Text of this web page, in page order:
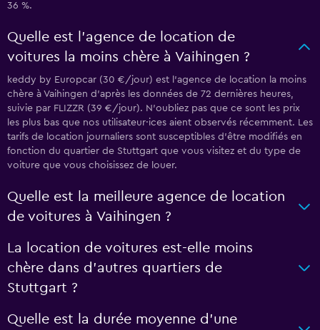
36 %.
Quelle est l’agence de location de
voitures la moins chère à Vaihingen ?
keddy by Europcar (30 €/jour) est l’agence de location la moins
chère à Vaihingen d’après les données de 72 dernières heures,
suivie par FLIZZR (39 €/jour). N’oubliez pas que ce sont les prix
les plus bas que nos utilisateur·ices aient observés récemment. Les
tarifs de location journaliers sont susceptibles d’être modifiés en
fonction du quartier de Stuttgart que vous visitez et du type de
voiture que vous choisissez de louer.
Quelle est la meilleure agence de location
de voitures à Vaihingen ?
La location de voitures est-elle moins
chère dans d’autres quartiers de
Stuttgart ?
Quelle est la durée moyenne d’une